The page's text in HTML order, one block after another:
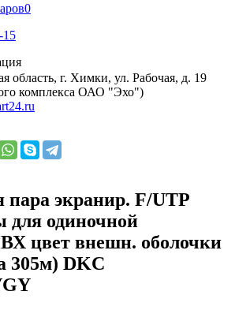
0
15
область, г. Химки, ул. Рабочая, д. 19
комплекса ОАО "Эхо")
пара экранир. F/UTP
для одиночной
цвет внешн. оболочки
305м) DKC